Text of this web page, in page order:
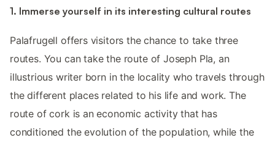
1. Immerse yourself in its interesting cultural routes
Palafrugell offers visitors the chance to take three
routes. You can take the route of Joseph Pla, an
illustrious writer born in the locality who travels through
the different places related to his life and work. The
route of cork is an economic activity that has
conditioned the evolution of the population, while the